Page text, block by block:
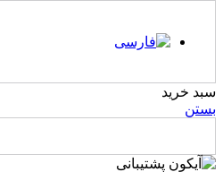
سبد خرید
بستن